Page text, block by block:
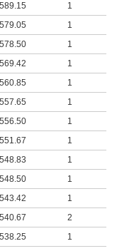
589.15
1
579.05
1
578.50
1
569.42
1
560.85
1
557.65
1
556.50
1
551.67
1
548.83
1
548.50
1
543.42
1
540.67
2
538.25
1